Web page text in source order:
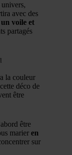
avec des
voile et
partagés
la couleur
déco de
être
être
marier en
sur